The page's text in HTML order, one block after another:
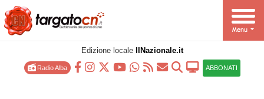
Edizione locale IlNazionale.it
Radio Alba ABBONATI